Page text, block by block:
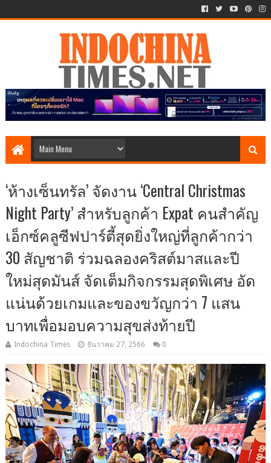
‘ห้างเซ็นทรัล’ จัดงาน ‘Central Christmas
Night Party’ สำหรับลูกค้า Expat คนสำคัญ
เอ็กซ์คลูซีฟปาร์ตี้สุดยิ่งใหญ่ที่ลูกค้ากว่า
30 สัญชาติ ร่วมฉลองคริสต์มาสและปี
ใหม่สุดมันส์ จัดเต็มกิจกรรมสุดพิเศษ อัด
แน่นด้วยเกมและของขวัญกว่า 7 แสน
บาทเพื่อมอบความสุขส่งท้ายปี
Indochina Times ธันวาคม 27, 2566 0